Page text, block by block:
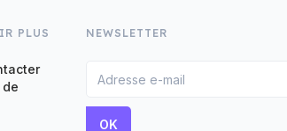
PLUS
de
NEWSLETTER